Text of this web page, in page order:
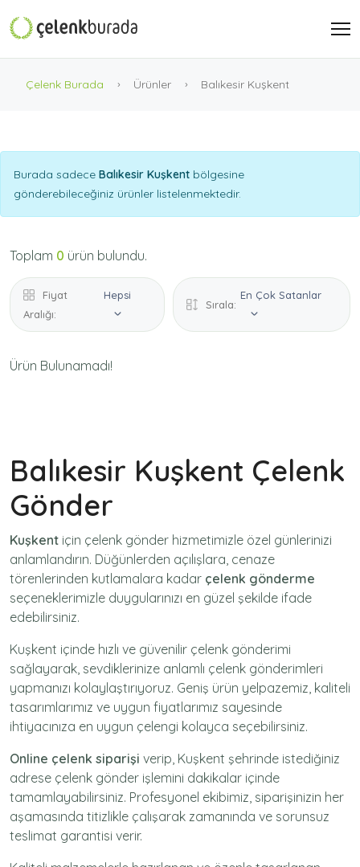
Çelenk Burada Ürünler Balıkesir Kuşkent
Burada sadece Balıkesir Kuşkent bölgesine
gönderebileceğiniz ürünler listelenmektedir.
Toplam 0 ürün bulundu.
Fiyat
Aralığı:
Hepsi
Sırala:
En Çok Satanlar
Ürün Bulunamadı!
Balıkesir Kuşkent Çelenk
Gönder
Kuşkent için çelenk gönder hizmetimizle özel günlerinizi
anlamlandırın. Düğünlerden açılışlara, cenaze
törenlerinden kutlamalara kadar çelenk gönderme
seçeneklerimizle duygularınızı en güzel şekilde ifade
edebilirsiniz.
Kuşkent içinde hızlı ve güvenilir çelenk gönderimi
sağlayarak, sevdiklerinize anlamlı çelenk gönderimleri
yapmanızı kolaylaştırıyoruz. Geniş ürün yelpazemiz, kaliteli
tasarımlarımız ve uygun fiyatlarımız sayesinde
ihtiyacınıza en uygun çelengi kolayca seçebilirsiniz.
Online çelenk siparişi verip, Kuşkent şehrinde istediğiniz
adrese çelenk gönder işlemini dakikalar içinde
tamamlayabilirsiniz. Profesyonel ekibimiz, siparişinizin her
aşamasında titizlikle çalışarak zamanında ve sorunsuz
teslimat garantisi verir.